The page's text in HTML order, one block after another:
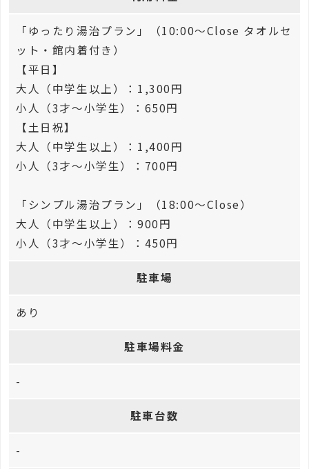
「ゆったり湯治プラン」（10:00～Close タオルセ
ット・館内着付き）
【平日】
大人（中学生以上）：1,300円
小人（3才～小学生）：650円
【土日祝】
大人（中学生以上）：1,400円
小人（3才～小学生）：700円
「シンプル湯治プラン」（18:00～Close）
大人（中学生以上）：900円
小人（3才～小学生）：450円
駐車場
あり
駐車場料金
-
駐車台数
-